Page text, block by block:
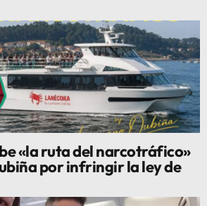
«la ruta del narcotráfico»
por infringir la ley de